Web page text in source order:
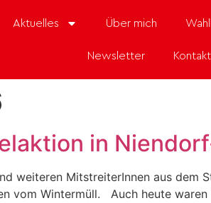
Aktuelles Über mich
Newsletter Kontakt
in
weiteren MitstreiterInnen aus dem
vom Wintermüll. Auch heute